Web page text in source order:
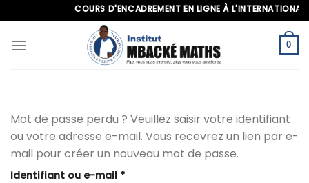
to
content
COURS D'ENCADREMENT EN LIGNE À
0
Mot de passe perdu ? Veuillez saisir votre identifiant
ou votre adresse e-mail. Vous recevrez un lien par e-
mail pour créer un nouveau mot de passe.
Identifiant ou e-mail *Obligatoire